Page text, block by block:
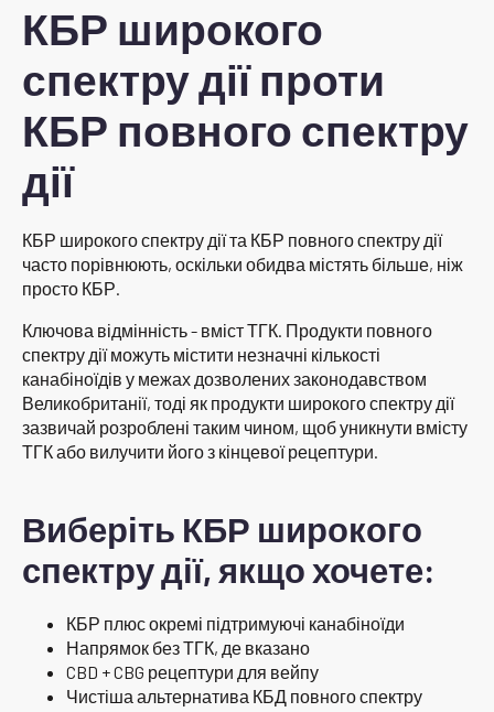
КБР широкого
спектру дії проти
КБР повного спектру
дії
КБР широкого спектру дії та КБР повного спектру дії
часто порівнюють, оскільки обидва містять більше, ніж
просто КБР.
Ключова відмінність - вміст ТГК. Продукти повного
спектру дії можуть містити незначні кількості
канабіноїдів у межах дозволених законодавством
Великобританії, тоді як продукти широкого спектру дії
зазвичай розроблені таким чином, щоб уникнути вмісту
ТГК або вилучити його з кінцевої рецептури.
Виберіть КБР широкого
спектру дії, якщо хочете:
КБР плюс окремі підтримуючі канабіноїди
Напрямок без ТГК, де вказано
CBD + CBG рецептури для вейпу
Чистіша альтернатива КБД повного спектру